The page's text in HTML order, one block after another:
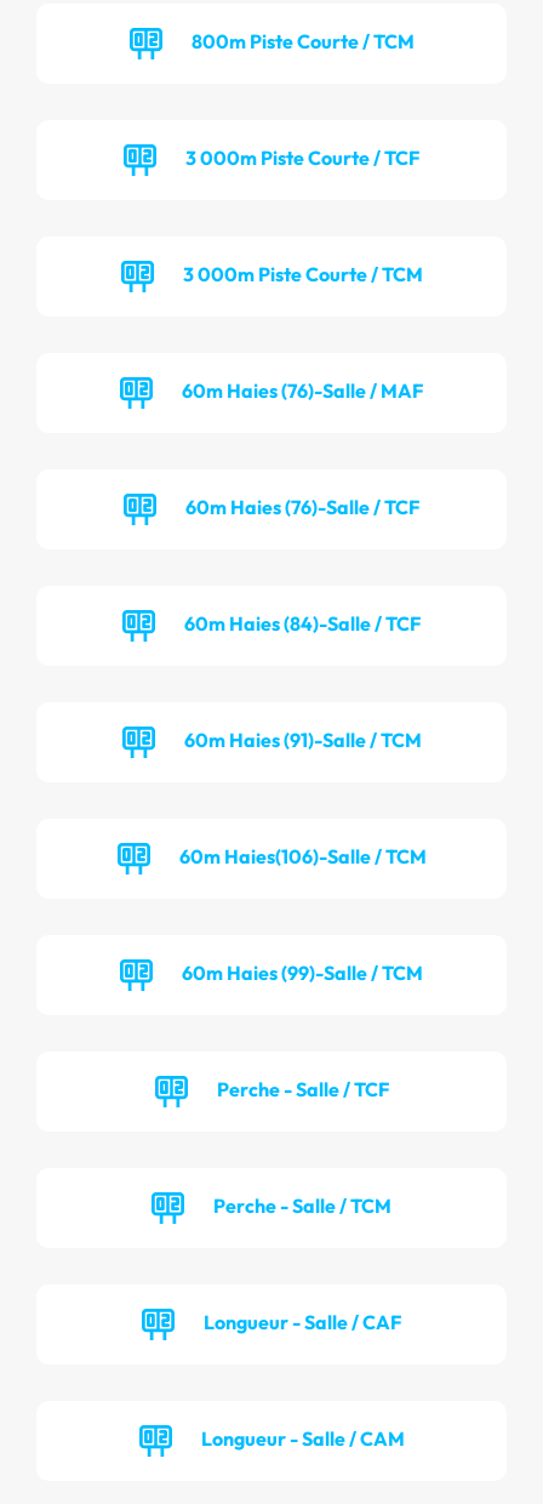
800m Piste Courte / TCM
3 000m Piste Courte / TCF
3 000m Piste Courte / TCM
60m Haies (76)-Salle / MAF
60m Haies (76)-Salle / TCF
60m Haies (84)-Salle / TCF
60m Haies (91)-Salle / TCM
60m Haies(106)-Salle / TCM
60m Haies (99)-Salle / TCM
Perche - Salle / TCF
Perche - Salle / TCM
Longueur - Salle / CAF
Longueur - Salle / CAM